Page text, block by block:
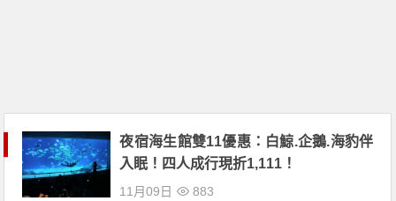
夜宿海生館雙11優惠：白鯨.企鵝.海豹伴
入眠！四人成行現折1,111！
11月09日 883